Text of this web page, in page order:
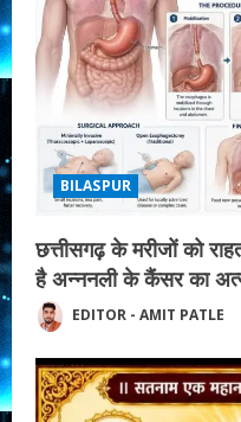
BILASPUR
छत्तीसगढ़ के मरीजों को
है अन्ननली के कैंसर का
EDITOR - AMIT PATLE